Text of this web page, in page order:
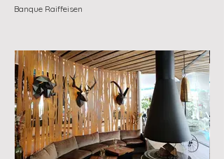
Banque Raiffeisen